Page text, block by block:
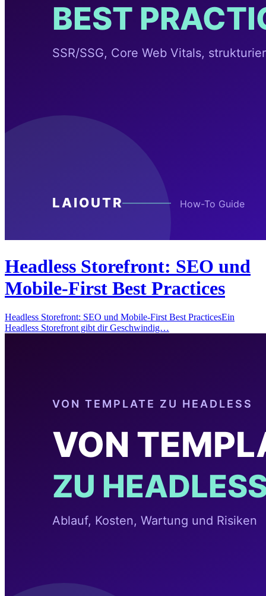
Headless Storefront: SEO und
Mobile-First Best Practices
Headless Storefront: SEO und Mobile-First Best PracticesEin
Headless Storefront gibt dir Geschwindig…